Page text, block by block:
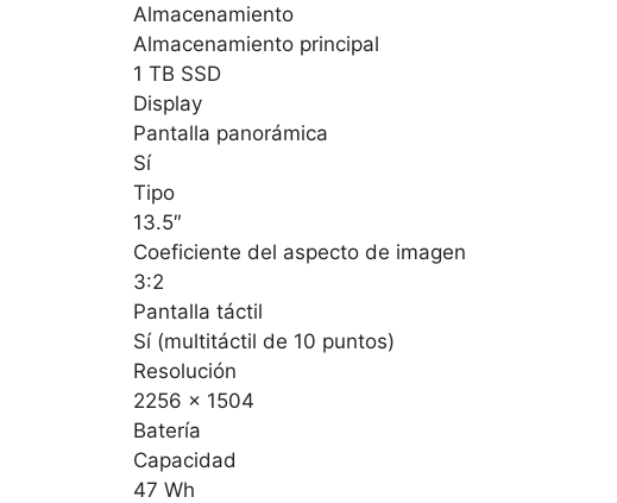
Almacenamiento
Almacenamiento principal
1 TB SSD
Display
Pantalla panorámica
Sí
Tipo
13.5″
Coeficiente del aspecto de imagen
3:2
Pantalla táctil
Sí (multitáctil de 10 puntos)
Resolución
2256 x 1504
Batería
Capacidad
47 Wh